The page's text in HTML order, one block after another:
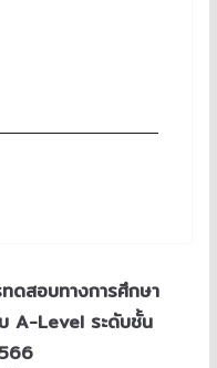
ดสอบทางการศึกษา
A-Level ระดับชั้น